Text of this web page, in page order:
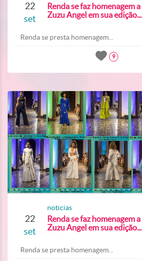
22
set
Renda se faz homenagem a
Zuzu Angel em sua edição...
Renda se presta homenagem...
9
22
set
noticias
Renda se faz homenagem a
Zuzu Angel em sua edição...
Renda se presta homenagem...